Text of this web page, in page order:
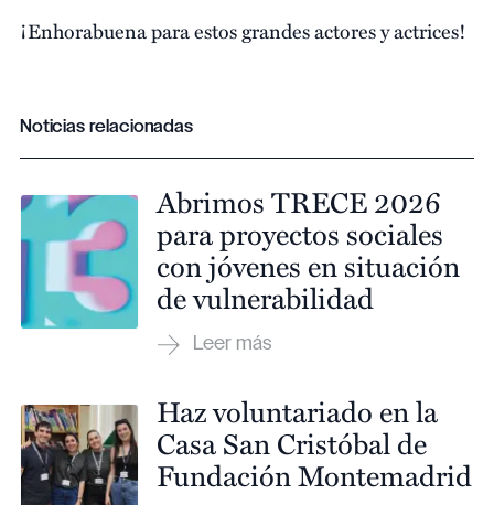
¡Enhorabuena para estos grandes actores y actrices!
Noticias relacionadas
Abrimos TRECE 2026
para proyectos sociales
con jóvenes en situación
de vulnerabilidad
Haz voluntariado en la
Casa San Cristóbal de
Fundación Montemadrid